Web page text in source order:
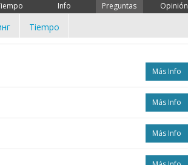
Info Preguntas Opinión
Tiempo
Más Info
Más Info
Más Info